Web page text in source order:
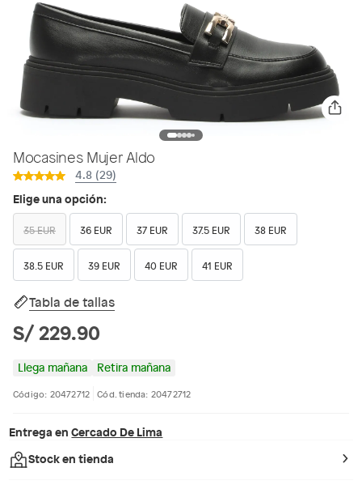
Mocasines Mujer Aldo
4.8 (29)
Elige una opción:
35 EUR 36 EUR 37 EUR 37.5 EUR 38 EUR
38.5 EUR 39 EUR 40 EUR 41 EUR
Tabla de tallas
S/ 229.90
Llega mañana Retira mañana
Código: 20472712 Cód. tienda: 20472712
Entrega en Cercado De Lima
Stock en tienda